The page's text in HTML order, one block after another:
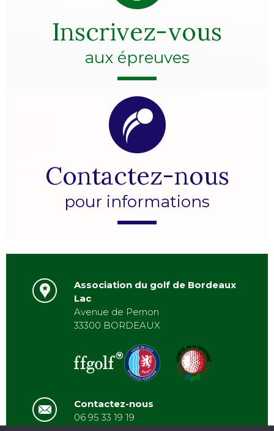
Inscrivez-vous
aux épreuves
Contactez-nous
pour informations
Association du golf de Bordeaux
Lac
Avenue de Pernon
33300 BORDEAUX
Contactez-nous
06 95 33 19 19